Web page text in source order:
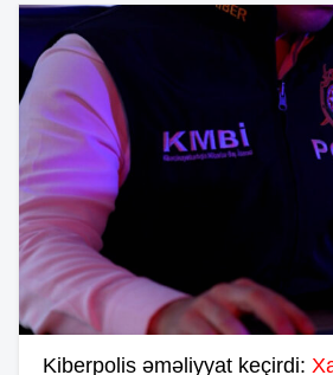
Kiberpolis əməliyyat keçirdi: